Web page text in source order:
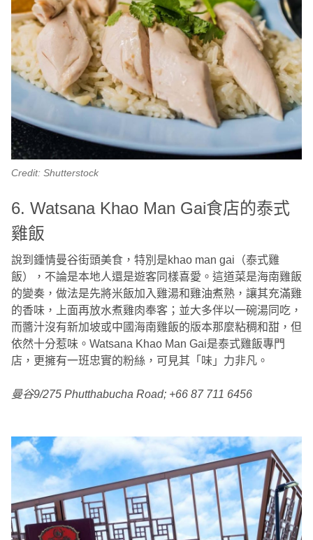
Credit: Shutterstock
6. Watsana Khao Man Gai食店的泰式
雞飯
說到鍾情曼谷街頭美食，特別是khao man gai（泰式雞
飯），不論是本地人還是遊客同樣喜愛。這道菜是海南雞飯
的變奏，做法是先將米飯加入雞湯和雞油煮熟，讓其充滿雞
的香味，上面再放水煮雞肉奉客；並大多伴以一碗湯同吃，
而醬汁沒有新加坡或中國海南雞飯的版本那麼粘稠和甜，但
依然十分惹味。Watsana Khao Man Gai是泰式雞飯專門
店，更擁有一班忠實的粉絲，可見其「味」力非凡。
曼谷9/275 Phutthabucha Road; +66 87 711 6456